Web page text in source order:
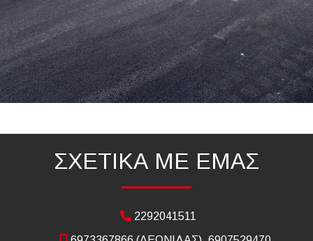
ΣΧΕΤΙΚΑ ΜΕ ΕΜΑΣ
2292041511